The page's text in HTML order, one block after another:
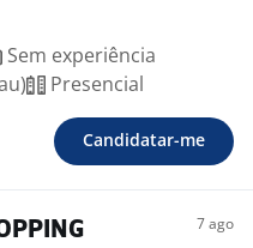
Sem experiência
Presencial
Candidatar-me
7 ago